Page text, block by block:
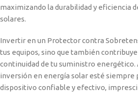
maximizando la durabilidad y eficiencia
solares.
Invertir en un Protector contra
tus equipos, sino que también
continuidad de tu suministro energético.
inversión en energía solar esté siempre
dispositivo confiable y efectivo,